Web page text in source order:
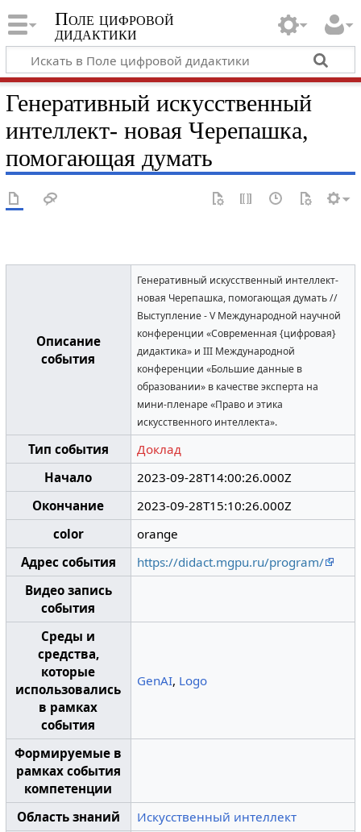
Поле цифровой
дидактики
Генеративный искусственный
интеллект- новая Черепашка,
помогающая думать
Описание
события
Генеративный искусственный интеллект-
новая Черепашка, помогающая думать //
Выступление - V Международной научной
конференции «Современная {цифровая}
дидактика» и III Международной
конференции «Большие данные в
образовании» в качестве эксперта на
мини-пленаре «Право и этика
искусственного интеллекта».
Тип события
Доклад
Начало
2023-09-28T14:00:26.000Z
Окончание
2023-09-28T15:10:26.000Z
color
orange
Адрес события
https://didact.mgpu.ru/program/
Видео запись
события
Среды и
средства,
которые
использовались
в рамках
события
GenAI, Logo
Формируемые в
рамках события
компетенции
Область знаний
Искусственный интеллект